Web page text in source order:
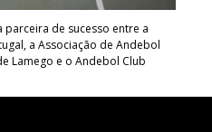
de sucesso entre a
a Associação de Andebol
Lamego e o Andebol Club